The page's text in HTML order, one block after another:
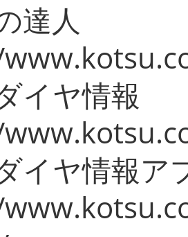
達人
イヤ情報
イヤ情報ア